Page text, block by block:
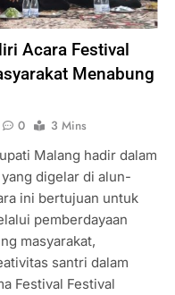
Acara Festival
Menabung
0
3 Mins
Malang hadir dalam
digelar di alun-
ini bertujuan untuk
pemberdayaan
masyarakat,
santri dalam
Festival Festival